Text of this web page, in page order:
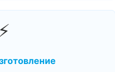
⚡